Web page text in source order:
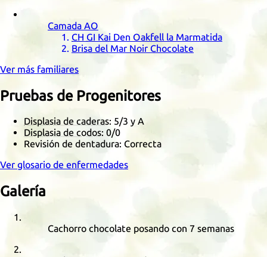
Camada AO
CH GI Kai Den Oakfell la Marmatida
Brisa del Mar Noir Chocolate
Ver más familiares
Pruebas de Progenitores
Displasia de caderas: 5/3 y A
Displasia de codos: 0/0
Revisión de dentadura: Correcta
Ver glosario de enfermedades
Galería
Cachorro chocolate posando con 7 semanas